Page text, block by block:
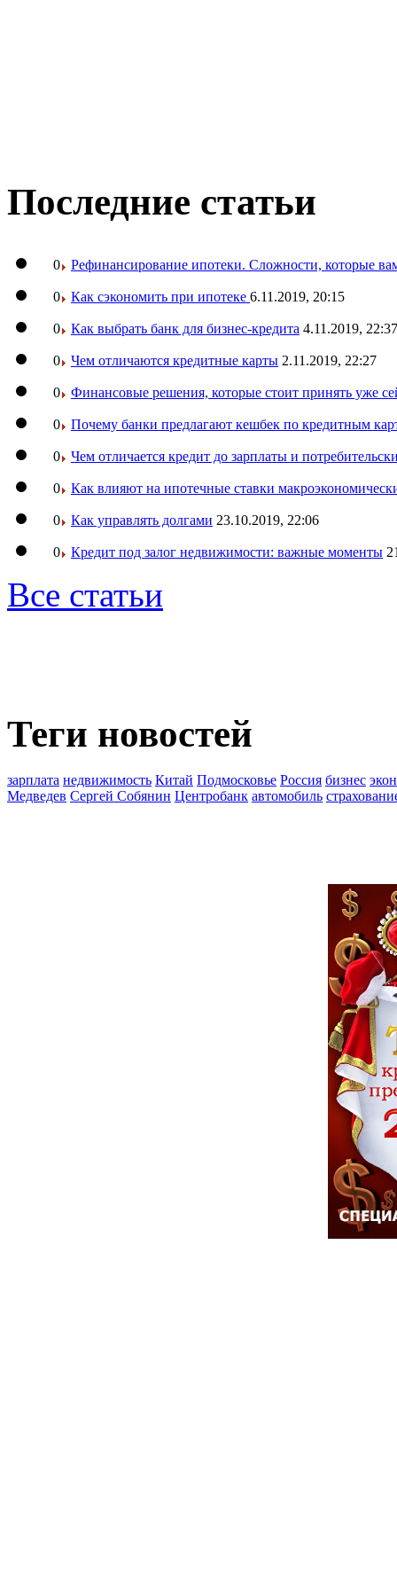
Последние статьи
0 Рефинансирование ипотеки. Сложности, которые
0 Как сэкономить при ипотеке 6.11.2019, 20:15
0 Как выбрать банк для бизнес-кредита 4.11.2019, 22:37
0 Чем отличаются кредитные карты 2.11.2019, 22:27
0 Финансовые решения, которые стоит принять уже
0 Почему банки предлагают кешбек по кредитным
0 Чем отличается кредит до зарплаты и
0 Как влияют на ипотечные ставки
0 Как управлять долгами 23.10.2019, 22:06
0 Кредит под залог недвижимости: важные моменты
Все статьи
Теги новостей
зарплата недвижимость Китай Подмосковье Россия бизнес
Медведев Сергей Собянин Центробанк автомобиль